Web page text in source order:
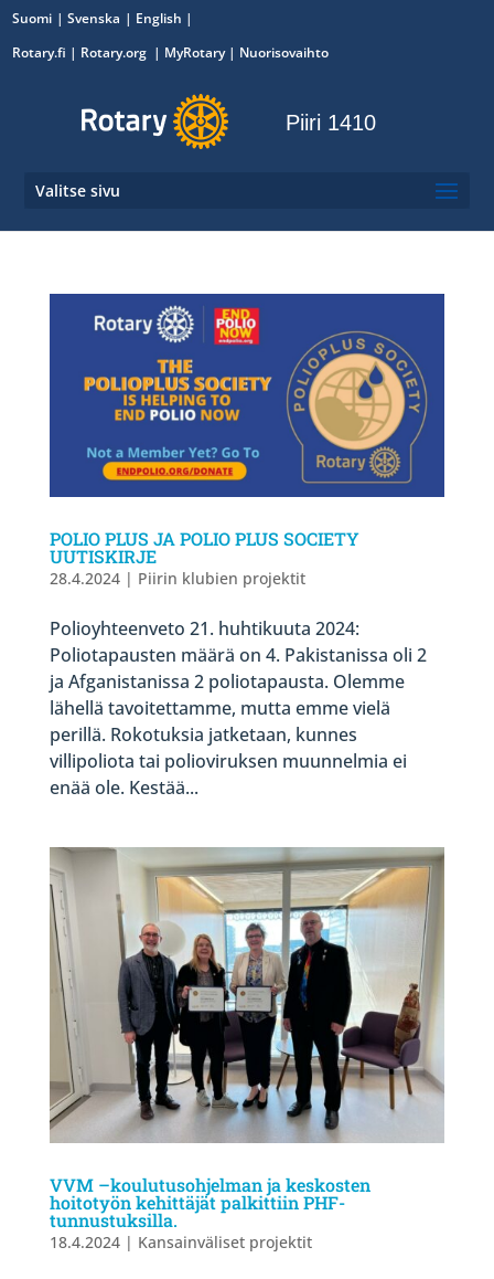
Suomi Svenska
English
Rotary.fi | Rotary.org | MyRotary| Nuorisovaihto
Piiri 1410
Valitse sivu
POLIO PLUS JA POLIO PLUS SOCIETY
UUTISKIRJE
28.4.2024| Piirin klubien projektit
Polioyhteenveto 21. huhtikuuta 2024:
Poliotapausten määrä on 4. Pakistanissa oli 2
ja Afganistanissa 2 poliotapausta. Olemme
lähellä tavoitettamme, mutta emme vielä
perillä. Rokotuksia jatketaan, kunnes
villipoliota tai polioviruksen muunnelmia ei
enää ole. Kestää...
VVM –koulutusohjelman ja keskosten
hoitotyön kehittäjät palkittiin PHF-
tunnustuksilla.
18.4.2024| Kansainväliset projektit